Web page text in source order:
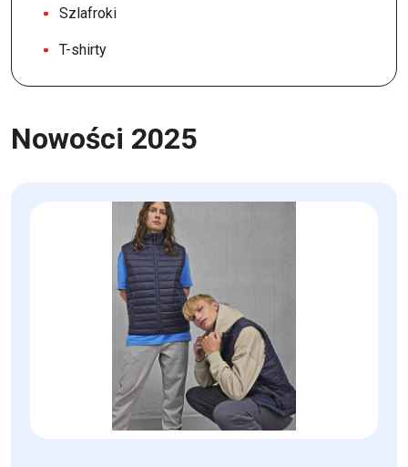
Szlafroki
T-shirty
Nowości 2025